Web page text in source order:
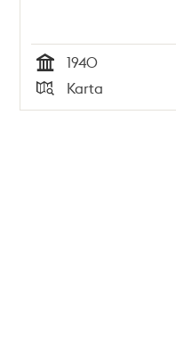
Tid
1940
Typ
Karta